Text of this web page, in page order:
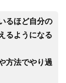
るほど自分の
るようになる
方法でやり過